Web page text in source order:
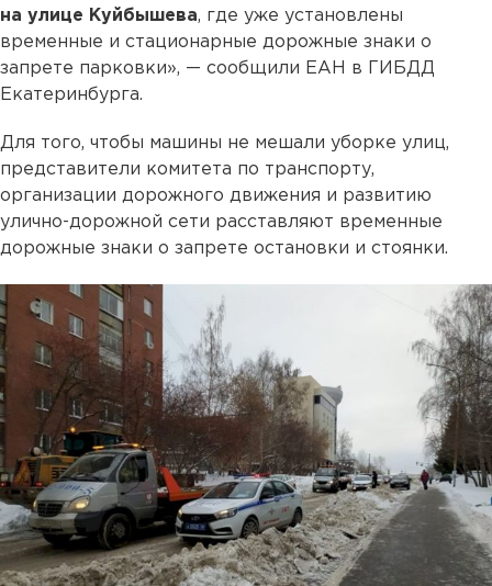
на улице Куйбышева, где уже установлены
временные и стационарные дорожные знаки о
запрете парковки», — сообщили ЕАН в ГИБДД
Екатеринбурга.
Для того, чтобы машины не мешали уборке улиц,
представители комитета по транспорту,
организации дорожного движения и развитию
улично-дорожной сети расставляют временные
дорожные знаки о запрете остановки и стоянки.